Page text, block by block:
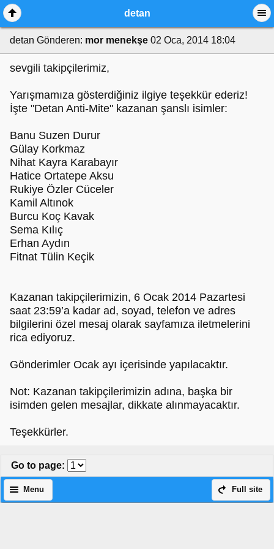
detan
detan Gönderen: mor menekşe 02 Oca, 2014 18:04
sevgili takipçilerimiz,
Yarışmamıza gösterdiğiniz ilgiye teşekkür ederiz!
İşte "Detan Anti-Mite" kazanan şanslı isimler:
Banu Suzen Durur
Gülay Korkmaz
Nihat Kayra Karabayır
Hatice Ortatepe Aksu
Rukiye Özler Cüceler
Kamil Altınok
Burcu Koç Kavak
Sema Kılıç
Erhan Aydın
Fitnat Tülin Keçik
Kazanan takipçilerimizin, 6 Ocak 2014 Pazartesi
saat 23:59’a kadar ad, soyad, telefon ve adres
bilgilerini özel mesaj olarak sayfamıza iletmelerini
rica ediyoruz.
Gönderimler Ocak ayı içerisinde yapılacaktır.
Not: Kazanan takipçilerimizin adına, başka bir
isimden gelen mesajlar, dikkate alınmayacaktır.
Teşekkürler.
Go to page:
Full site
Menu